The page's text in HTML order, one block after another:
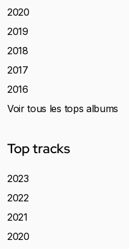
2020
2019
2018
2017
2016
Voir tous les tops albums
Top tracks
2023
2022
2021
2020